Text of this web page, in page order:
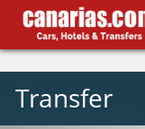
Transfer